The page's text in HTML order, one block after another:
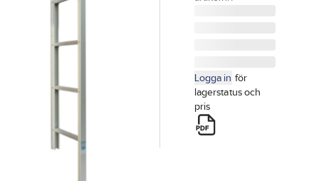
Logga in för
lagerstatus och
pris